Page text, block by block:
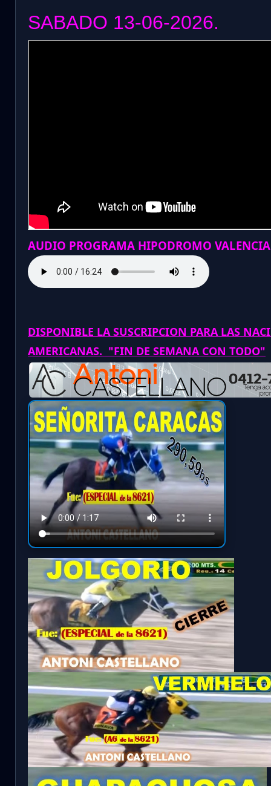
SABADO 13-06-2026.
AUDIO PROGRAMA HIPODROMO
DISPONIBLE LA SUSCRIPCION PARA LAS
AMERICANAS. "FIN DE SEMANA CON TODO"